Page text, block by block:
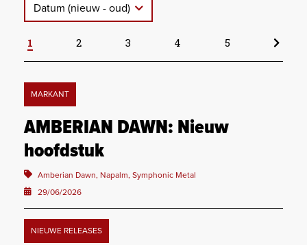
Datum (nieuw - oud)
1 2 3 4 5
MARKANT
AMBERIAN DAWN: Nieuw
hoofdstuk
Amberian Dawn, Napalm, Symphonic Metal
29/06/2026
NIEUWE RELEASES